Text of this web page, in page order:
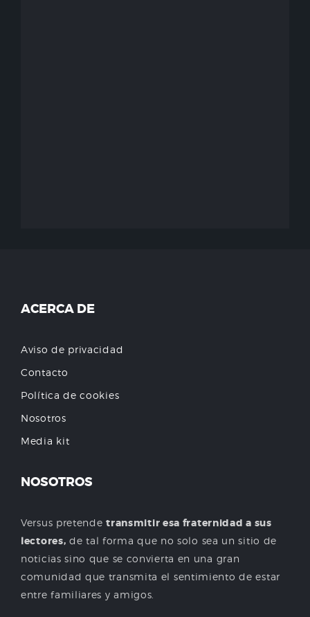
ACERCA DE
Aviso de privacidad
Contacto
Política de cookies
Nosotros
Media kit
NOSOTROS
Versus pretendetransmitir esa fraternidad a sus
lectores, de tal forma que no solo sea un sitio de
noticias sino que se convierta en una gran
comunidad que transmita el sentimiento de estar
entre familiares y amigos.